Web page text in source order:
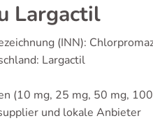
Largactil
(INN):
Largactil
(10 mg, 25 mg, 50 mg,
und lokale Anbieter